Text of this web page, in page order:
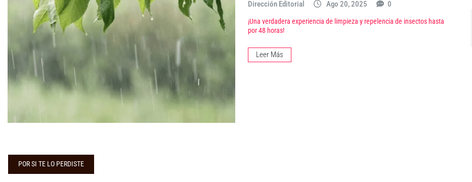
Dirección Editorial Ago 20, 2025 0
¡Una verdadera experiencia de limpieza y repelencia de insectos hasta
por 48 horas!
Leer Más
POR SI TE LO PERDISTE